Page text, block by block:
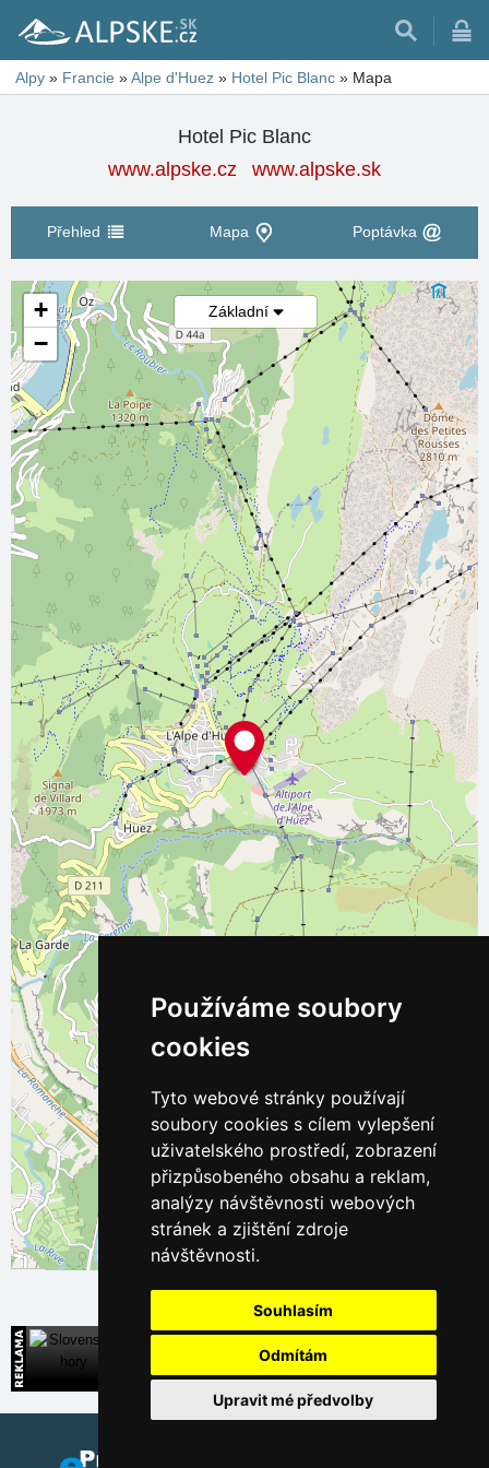
Používáme soubory
cookies
Tyto webové stránky používají
soubory cookies s cílem vylepšení
uživatelského prostředí, zobrazení
přizpůsobeného obsahu a reklam,
analýzy návštěvnosti webových
stránek a zjištění zdroje
návštěvnosti.
Souhlasím
Odmítám
Upravit mé předvolby
Alpy » Francie »Alpe d'Huez » Hotel Pic Blanc » Mapa
Hotel Pic Blanc
www.alpske.cz
www.alpske.sk
Přehled Mapa Poptávka
Základní
+
−
Slovenské hory